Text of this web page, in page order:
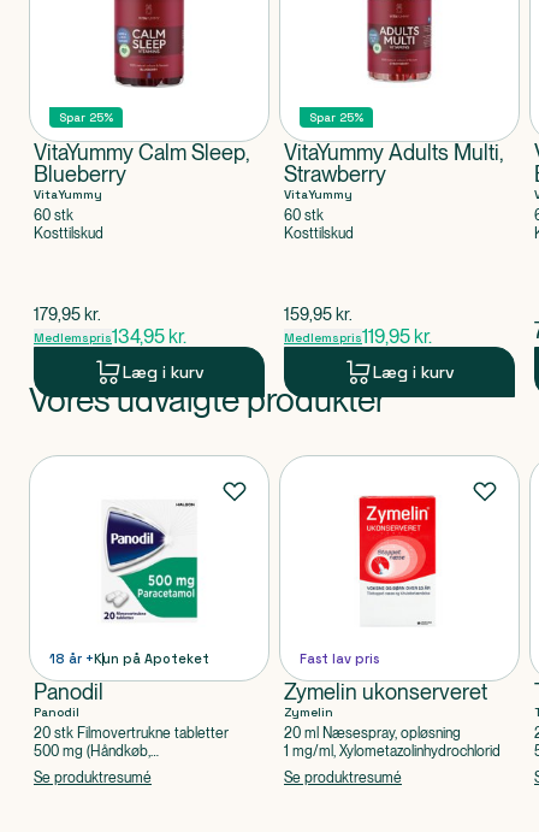
Spar 25%
VitaYummy Calm Sleep,
Blueberry
VitaYummy
60 stk
Kosttilskud
$gammel pris
179,95 kr.
Medlemspris134,95 kr.
Læg i kurv
Spar 25%
VitaYummy Adults Multi,
Strawberry
VitaYummy
60 stk
Kosttilskud
$gammel pris
159,95 kr.
Medlemspris119,95 kr.
Læg i kurv
Produkt 1 af 0
Vores udvalgte produkter
Produkter
18 år +Kun på Apoteket
Panodil
Panodil
20 stk Filmovertrukne tabletter
500 mg (Håndkøb,
apoteksforbeholdt), Paracetamol
Se produktresumé
Fast lav pris
Zymelin ukonserveret
Zymelin
20 ml Næsespray, opløsning
1 mg/ml, Xylometazolinhydrochlorid
Se produktresumé